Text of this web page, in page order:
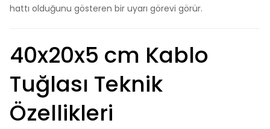
hattı olduğunu gösteren bir uyarı görevi görür.
40x20x5 cm Kablo
Tuğlası Teknik
Özellikleri